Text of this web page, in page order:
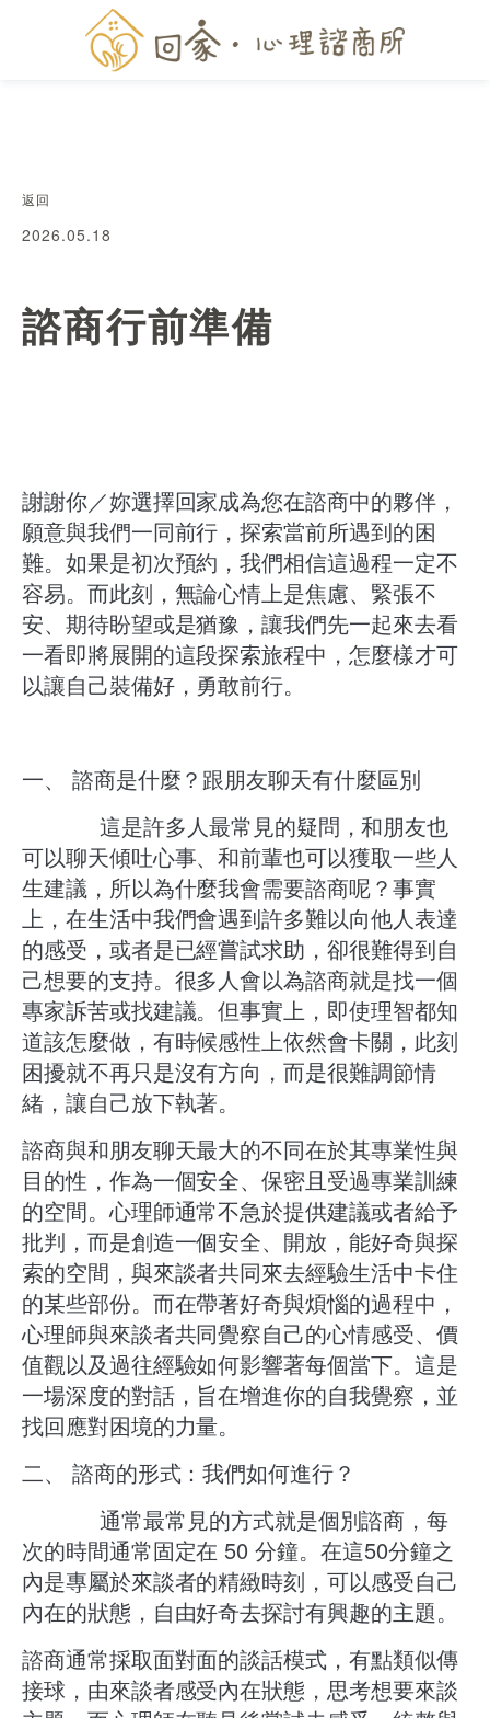
返回
2026.05.18
諮商行前準備
謝謝你／妳選擇回家成為您在諮商中的夥伴，
願意與我們一同前行，探索當前所遇到的困
難。如果是初次預約，我們相信這過程一定不
容易。而此刻，無論心情上是焦慮、緊張不
安、期待盼望或是猶豫，讓我們先一起來去看
一看即將展開的這段探索旅程中，怎麼樣才可
以讓自己裝備好，勇敢前行。
​一、 諮商是什麼？跟朋友聊天有什麼區別
這是許多人最常見的疑問，和朋友也
可以聊天傾吐心事、和前輩也可以獲取一些人
生建議，所以為什麼我會需要諮商呢？事實
上，在生活中我們會遇到許多難以向他人表達
的感受，或者是已經嘗試求助，卻很難得到自
己想要的支持。​很多人會以為諮商就是找一個
專家訴苦或找建議。但事實上，即使理智都知
道該怎麼做，有時候感性上依然會卡關，此刻
困擾就不再只是沒有方向，而是很難調節情
緒，讓自己放下執著。
諮商與和朋友聊天最大的不同在於其專業性與
目的性，作為一個安全、保密且受過專業訓練
的空間。心理師通常不急於提供建議或者給予
批判，而是創造一個安全、開放，能好奇與探
索的空間，與來談者共同來去經驗生活中卡住
的某些部份。而在帶著好奇與煩惱的過程中，
心理師與來談者共同覺察自己的心情感受、價
值觀以及過往經驗如何影響著每個當下。這是
一場深度的對話，旨在增進你的自我覺察，並
找回應對困境的力量。
​二、 諮商的形式：我們如何進行？
​ 通常最常見的方式就是個別諮商，每
次的時間通常固定在 50 分鐘。在這50分鐘之
內是專屬於來談者的精緻時刻，可以感受自己
內在的狀態，自由好奇去探討有興趣的主題。
諮商通常採取面對面的談話模式，有點類似傳
接球，由來談者感受內在狀態，思考想要來談